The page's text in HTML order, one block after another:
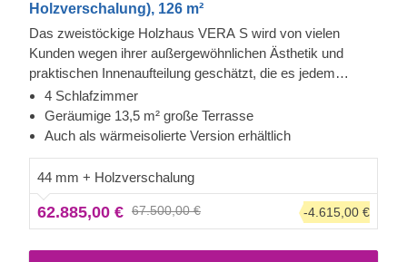
Holzverschalung), 126 m²
Das zweistöckige Holzhaus VERA S wird von vielen
Kunden wegen ihrer außergewöhnlichen Ästhetik und
praktischen Innenaufteilung geschätzt, die es jedem
Familienmitglied oder Gast ermöglicht, auch Privatsphäre
zu genießen. Ein weiteres schönes Highlight dieses
Modells ist die 13,5 m² große, überdachte Terrasse, auf der
genießen können.Bei diesem Modell ist auch der
Fußboden im Preis inbegriffen. Bitte beachten Sie,
dass die Darstellung von diesem speziellen Modell von
der Standardausführung abweichen kann. Zu diesem
Produkt ist passendes Zubehör erhältlich – bitte teilen
4 Schlafzimmer
Geräumige 13,5 m² große Terrasse
Auch als wärmeisolierte Version erhältlich
44 mm + Holzverschalung
62.885,00 € 67.500,00 € -4.615,00 €